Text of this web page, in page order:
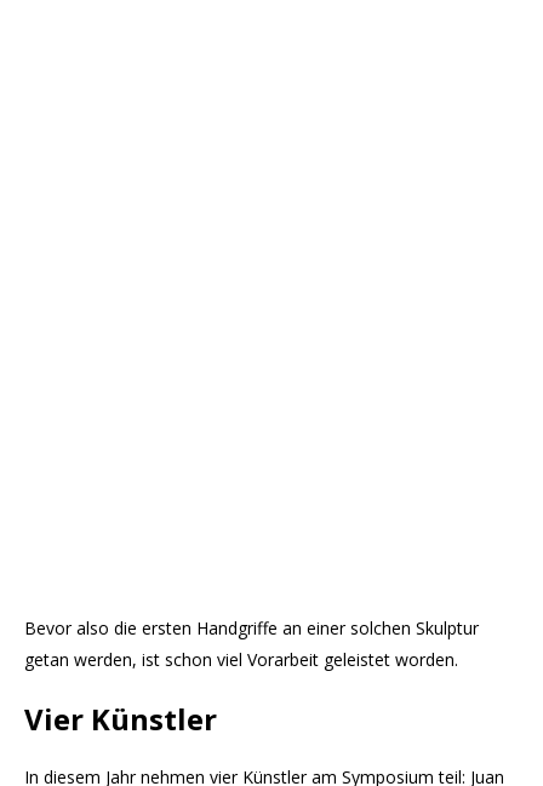
Bevor also die ersten Handgriffe an einer solchen Skulptur
getan werden, ist schon viel Vorarbeit geleistet worden.
Vier Künstler
In diesem Jahr nehmen vier Künstler am Symposium teil: Juan